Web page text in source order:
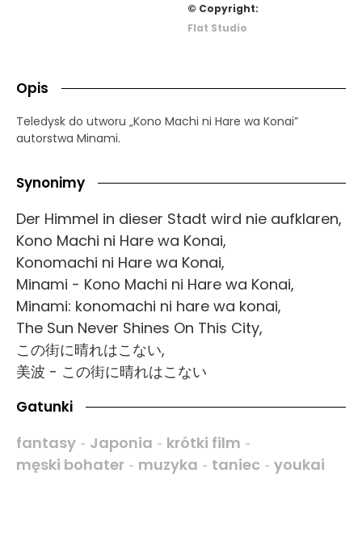
© Copyright:
Flat Studio
Opis
Teledysk do utworu „Kono Machi ni Hare wa Konai”
autorstwa Minami.
Synonimy
Der Himmel in dieser Stadt wird nie aufklaren,
Kono Machi ni Hare wa Konai,
Konomachi ni Hare wa Konai,
Minami - Kono Machi ni Hare wa Konai,
Minami: konomachi ni hare wa konai,
The Sun Never Shines On This City,
この街に晴れはこない,
美波 - この街に晴れはこない
Gatunki
fantasy - Japonia - krótki film -
męski bohater - muzyka - taniec - youkai